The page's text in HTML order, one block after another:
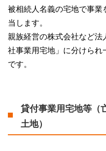
被相続人名義の宅地で事
当します。
親族経営の株式会社など
社事業用宅地」に分けら
です。
貸付事業用宅地等（
土地）